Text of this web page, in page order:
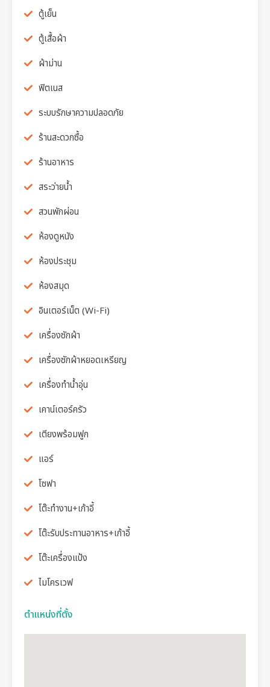
ตู้เย็น
ตู้เสื้อผ้า
ผ้าม่าน
ฟิตเนส
ระบบรักษาความปลอดภัย
ร้านสะดวกซื้อ
ร้านอาหาร
สระว่ายน้ำ
สวนพักผ่อน
ห้องดูหนัง
ห้องประชุม
ห้องสมุด
อินเตอร์เน็ต (Wi-Fi)
เครื่องซักผ้า
เครื่องซักผ้าหยอดเหรียญ
เครื่องทำน้ำอุ่น
เคาน์เตอร์ครัว
เตียงพร้อมฟูก
แอร์
โซฟา
โต๊ะทำงาน+เก้าอี้
โต๊ะรับประทานอาหาร+เก้าอี้
โต๊ะเครื่องแป้ง
ไมโครเวฟ
ตำแหน่งที่ตั้ง